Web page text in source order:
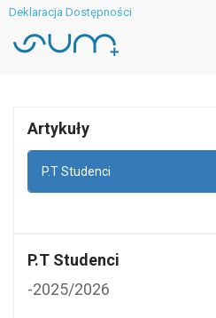
Deklaracja Dostępności
Artykuły
P.T Studenci
P.T Studenci
-2025/2026